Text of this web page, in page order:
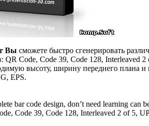
Вы сможете быстро сгенерировать
QR Code, Code 39, Code 128, Interleaved
высоту, ширину переднего плана и
EPS.
bar code design, don’t need learning can
Code 39, Code 128, Interleaved 2 of 5,